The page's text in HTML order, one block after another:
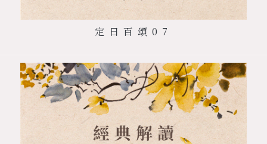
定日百頌 07